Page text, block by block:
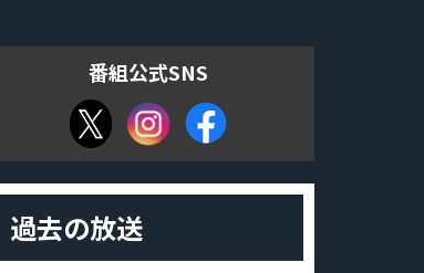
番組公式SNS
過去の放送